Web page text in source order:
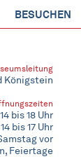
BESUCHEN
Königstein
bis 18 Uhr
bis 17 Uhr
vor
Feiertage